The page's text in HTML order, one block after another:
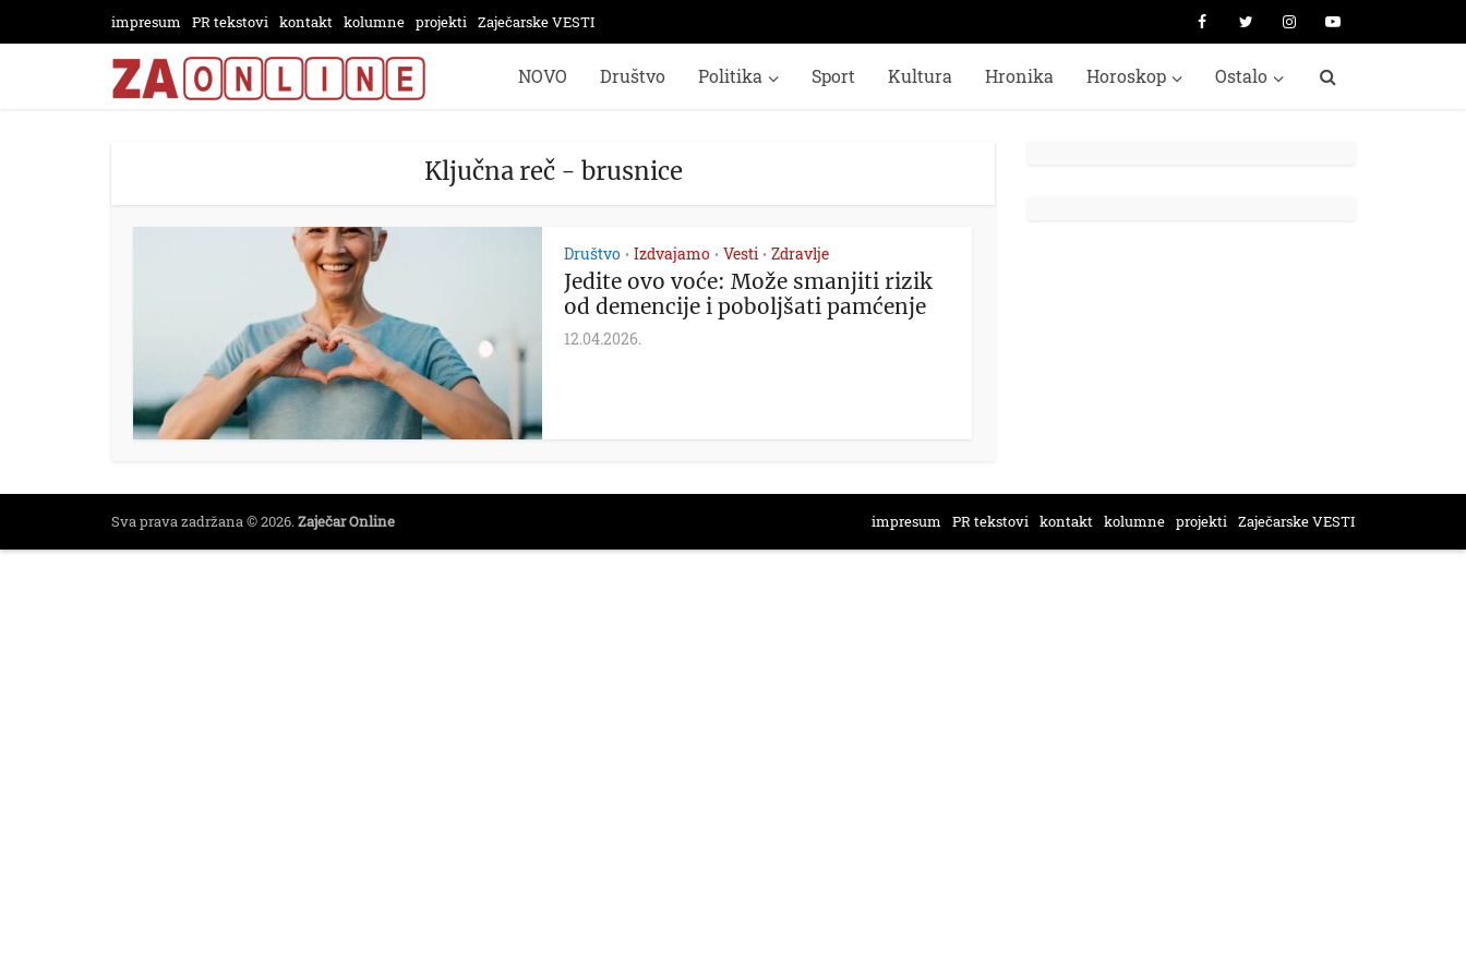
impresum PR tekstovi kontakt kolumne projekti Zaječarske VESTI
NOVO Društvo Politika Sport Kultura Hronika Horoskop Ostalo
Ključna reč - brusnice
Društvo • Izdvajamo • Vesti • Zdravlje
Jedite ovo voće: Može smanjiti rizik
od demencije i poboljšati pamćenje
12.04.2026.
Sva prava zadržana © 2026.Zaječar Online impresum PR tekstovi kontakt kolumne projekti Zaječarske VESTI